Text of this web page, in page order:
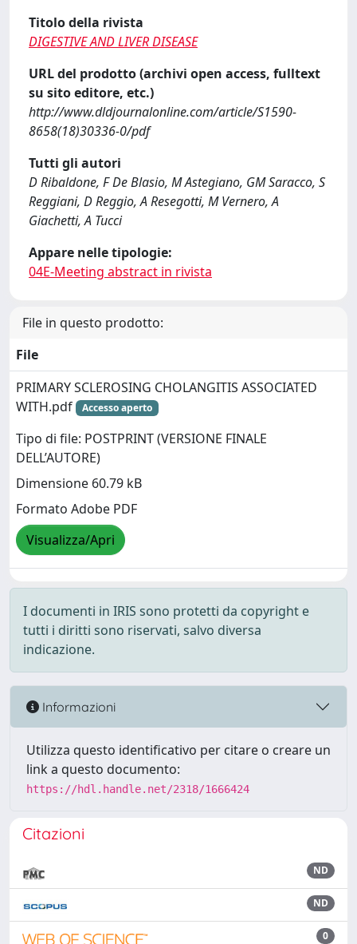
Titolo della rivista
DIGESTIVE AND LIVER DISEASE
URL del prodotto (archivi open access, fulltext
su sito editore, etc.)
http://www.dldjournalonline.com/article/S1590-
8658(18)30336-0/pdf
Tutti gli autori
D Ribaldone, F De Blasio, M Astegiano, GM Saracco, S
Reggiani, D Reggio, A Resegotti, M Vernero, A
Giachetti, A Tucci
Appare nelle tipologie:
04E-Meeting abstract in rivista
File in questo prodotto:
File
PRIMARY SCLEROSING CHOLANGITIS ASSOCIATED
WITH.pdf
Accesso aperto
Tipo di file: POSTPRINT (VERSIONE FINALE
DELL’AUTORE)
Dimensione 60.79 kB
Formato Adobe PDF
Visualizza/Apri
I documenti in IRIS sono protetti da copyright e
tutti i diritti sono riservati, salvo diversa
indicazione.
Informazioni
Utilizza questo identificativo per citare o creare un
link a questo documento:
https://hdl.handle.net/2318/1666424
Citazioni
ND
ND
0